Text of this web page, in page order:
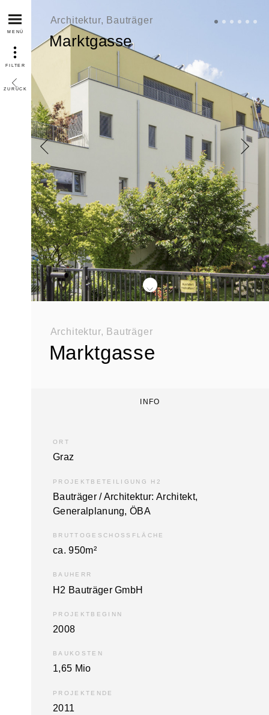
MENÜ
FILTER
ZURÜCK
Architektur, Bauträger
Marktgasse
Architektur, Bauträger
Marktgasse
INFO
ORT
Graz
PROJEKTBETEILIGUNG H2
Bauträger / Architektur: Architekt,
General­planung, ÖBA
BRUTTOGESCHOSSFLÄCHE
ca. 950m²
BAUHERR
H2 Bauträger GmbH
PROJEKTBEGINN
2008
BAUKOSTEN
1,65 Mio
PROJEKTENDE
2011